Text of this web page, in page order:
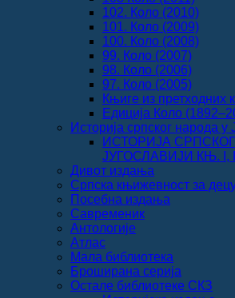
102. Коло (2010)
101. Коло (2009)
100. Коло (2008)
99. Коло (2007)
98. Коло (2006)
97. Коло (2005)
Књиге из претходних
Едиција Коло
Историја српског народа у
ИСТОРИЈА
ЈУГОСЛАВИЈИ КЊ. I,
Дивот издања
Српска књижевност за
Посебна издања
Савременик
Антологије
Атлас
Мала библиотека
Броширана серија
Остале библиотеке СКЗ